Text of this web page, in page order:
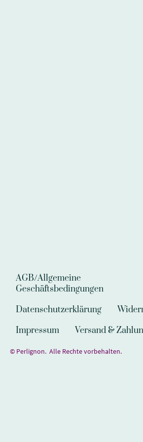
AGB/Allgemeine
Geschäftsbedingungen
Datenschutzerklärung
Impressum
Versand &
© Perlignon. Alle Rechte vorbehalten.